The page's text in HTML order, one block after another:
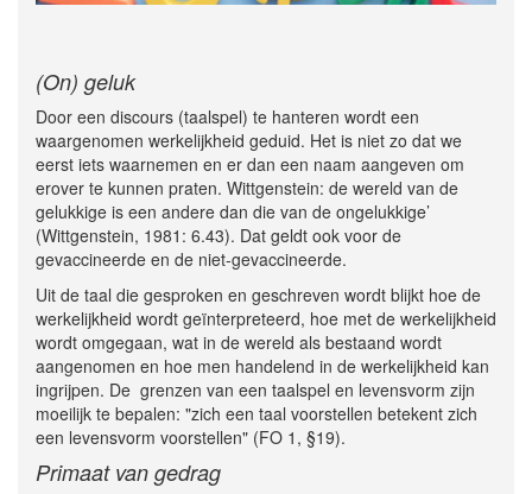
(On) geluk
Door een discours (taalspel) te hanteren wordt een
waargenomen werkelijkheid geduid. Het is niet zo dat we
eerst iets waarnemen en er dan een naam aangeven om
erover te kunnen praten. Wittgenstein: de wereld van de
gelukkige is een andere dan die van de ongelukkige’
(Wittgenstein, 1981: 6.43). Dat geldt ook voor de
gevaccineerde en de niet-gevaccineerde.
Uit de taal die gesproken en geschreven wordt blijkt hoe de
werkelijkheid wordt geïnterpreteerd, hoe met de werkelijkheid
wordt omgegaan, wat in de wereld als bestaand wordt
aangenomen en hoe men handelend in de werkelijkheid kan
ingrijpen. De grenzen van een taalspel en levensvorm zijn
moeilijk te bepalen: "zich een taal voorstellen betekent zich
een levensvorm voorstellen" (FO 1, §19).
Primaat van gedrag